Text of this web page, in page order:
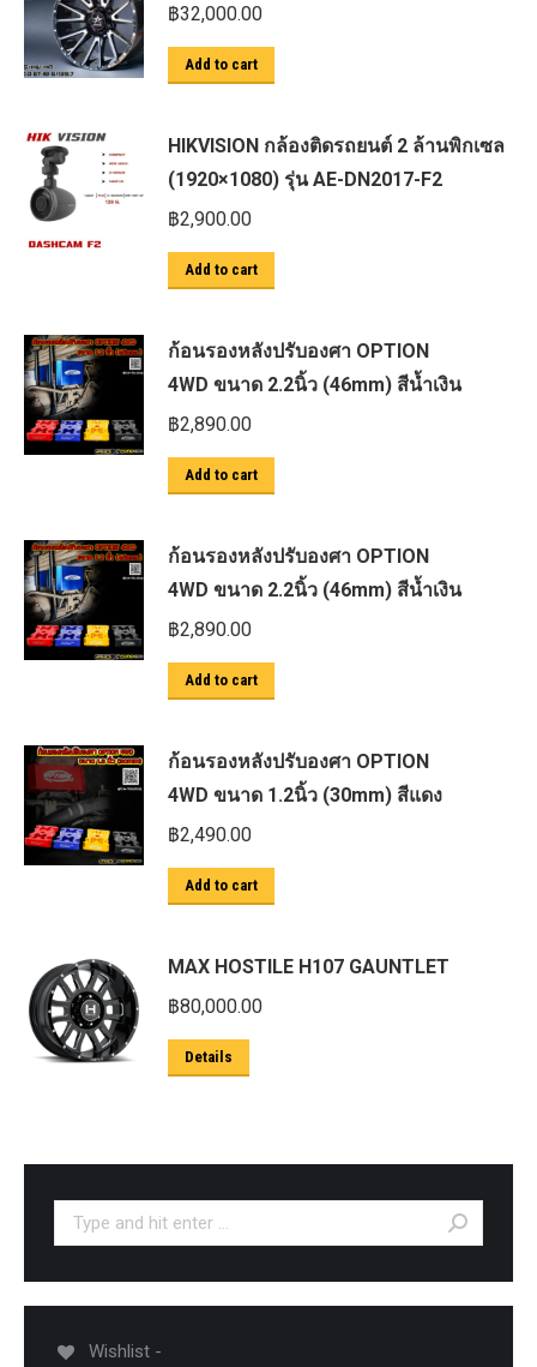
฿32,000.00
Add to cart
HIKVISION กล้องติดรถยนต์ 2 ล้านพิกเซล
(1920×1080) รุ่น AE-DN2017-F2
฿2,900.00
Add to cart
ก้อนรองหลังปรับองศา OPTION
4WD ขนาด 2.2นิ้ว (46mm) สีน้ำเงิน
฿2,890.00
Add to cart
ก้อนรองหลังปรับองศา OPTION
4WD ขนาด 2.2นิ้ว (46mm) สีน้ำเงิน
฿2,890.00
Add to cart
ก้อนรองหลังปรับองศา OPTION
4WD ขนาด 1.2นิ้ว (30mm) สีแดง
฿2,490.00
Add to cart
MAX HOSTILE H107 GAUNTLET
฿80,000.00
Details
Search:
Wishlist -